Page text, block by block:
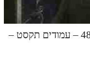
הדף היומי בתע"ס חלק ז' שיעור 48 – עמודים תקסט –